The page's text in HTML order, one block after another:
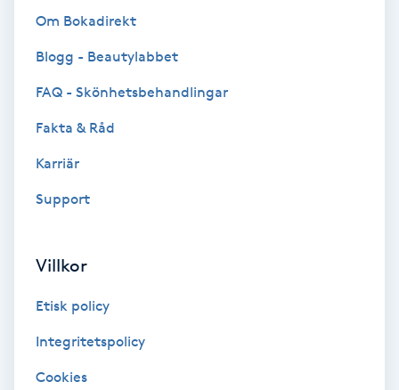
Samtalsterapi
Shiatsu
Singelfransar
Skalpmassage
Sklerosering
Om Bokadirekt
Blogg - Beautylabbet
FAQ - Skönhetsbehandlingar
Fakta & Råd
Karriär
Support
Villkor
Etisk policy
Integritetspolicy
Cookies